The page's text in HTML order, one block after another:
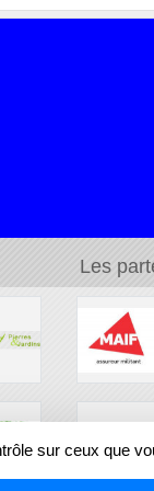
Les
sur ceux que